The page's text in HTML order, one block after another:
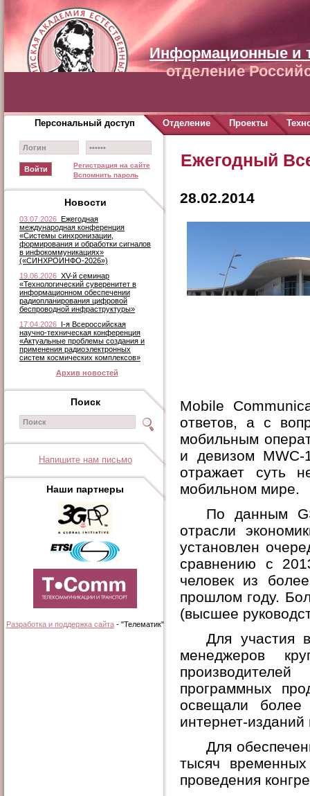
Информационные и
отделение
Регистрация на сайте
Вспомнить пароль
Новости
03.07.2026 Ежегодная
международная конференция
«Системы синхронизации,
формирования и обработки сигналов
в инфокоммуникациях»
(«СИНХРОИНФО-2026»)
19.06.2026 XV-й семинар
«Технологический суверенитет в
информационном обеспечении
радиопланирования цифровой
беспроводной инфраструктуры»
17.04.2026 I-я Всероссийская
научно-техническая конференция
«Актуальные проблемы создания и
применения радиоэлектронных
систем космических комплексов»
Архив новостей
Поиск
Напишите нам письмо
Наши партнеры
Разработка и поддержка сайта - "Телематик"
Ежегодный
28.02.2014
Mobile
ответов, а с
мобильным
и девизом MWC-
отражает суть
мобильном мире.
По данным
отрасли
установлен
сравнению с
человек из
прошлом году.
(высшее
Для участия
менеджеров
программных
освещали более
интернет-
Для
тысяч
проведения
Персональный доступ Отделение Проекты